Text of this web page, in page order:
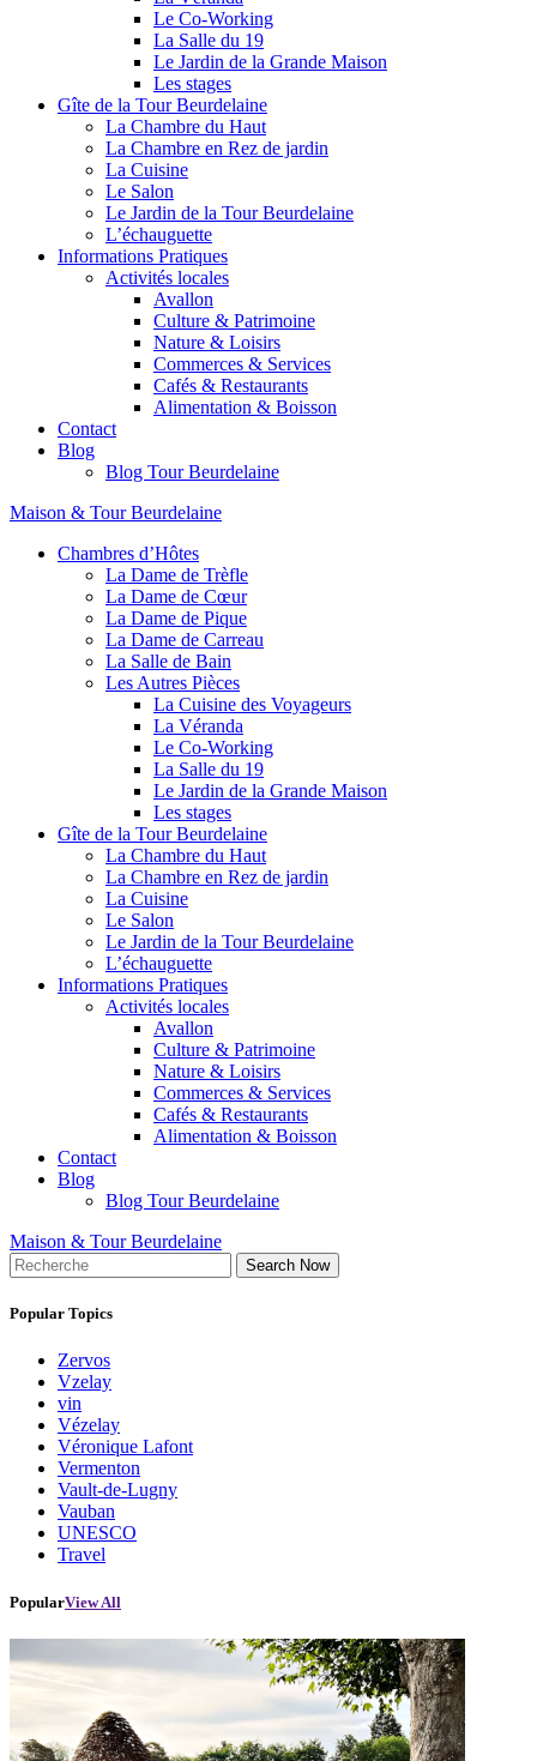
Le Co-Working
La Salle du 19
Le Jardin de la Grande Maison
Les stages
Gîte de la Tour Beurdelaine
La Chambre du Haut
La Chambre en Rez de jardin
La Cuisine
Le Salon
Le Jardin de la Tour Beurdelaine
L’échauguette
Informations Pratiques
Activités locales
Avallon
Culture & Patrimoine
Nature & Loisirs
Commerces & Services
Cafés & Restaurants
Alimentation & Boisson
Contact
Blog
Blog Tour Beurdelaine
Maison & Tour Beurdelaine
Chambres d’Hôtes
La Dame de Trèfle
La Dame de Cœur
La Dame de Pique
La Dame de Carreau
La Salle de Bain
Les Autres Pièces
La Cuisine des Voyageurs
La Véranda
Le Co-Working
La Salle du 19
Le Jardin de la Grande Maison
Les stages
Gîte de la Tour Beurdelaine
La Chambre du Haut
La Chambre en Rez de jardin
La Cuisine
Le Salon
Le Jardin de la Tour Beurdelaine
L’échauguette
Informations Pratiques
Activités locales
Avallon
Culture & Patrimoine
Nature & Loisirs
Commerces & Services
Cafés & Restaurants
Alimentation & Boisson
Contact
Blog
Blog Tour Beurdelaine
Maison & Tour Beurdelaine
Search Now
Popular Topics
Zervos
Vzelay
vin
Vézelay
Véronique Lafont
Vermenton
Vault-de-Lugny
Vauban
UNESCO
Travel
PopularView All